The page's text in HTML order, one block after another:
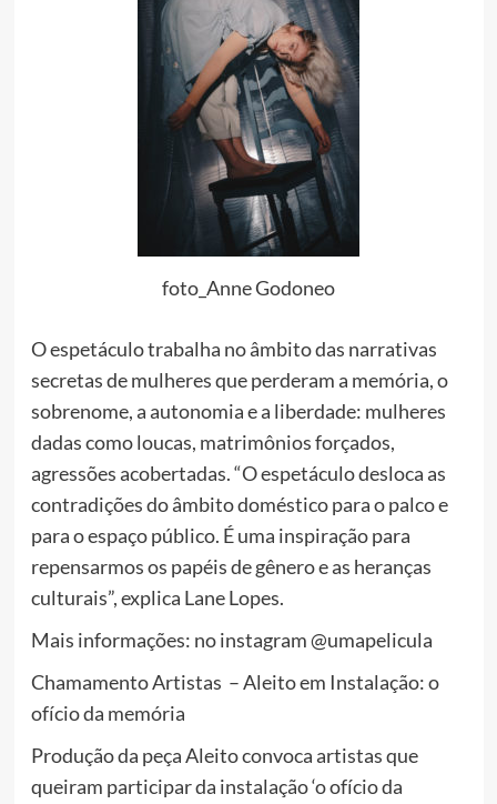
foto_Anne Godoneo
O espetáculo trabalha no âmbito das narrativas
secretas de mulheres que perderam a memória, o
sobrenome, a autonomia e a liberdade: mulheres
dadas como loucas, matrimônios forçados,
agressões acobertadas. “O espetáculo desloca as
contradições do âmbito doméstico para o palco e
para o espaço público. É uma inspiração para
repensarmos os papéis de gênero e as heranças
culturais”, explica Lane Lopes.
Mais informações: no instagram @umapelicula
Chamamento Artistas – Aleito em Instalação: o
ofício da memória
Produção da peça Aleito convoca artistas que
queiram participar da instalação ‘o ofício da